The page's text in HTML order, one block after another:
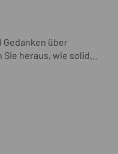
Gedanken über
heraus, wie solide